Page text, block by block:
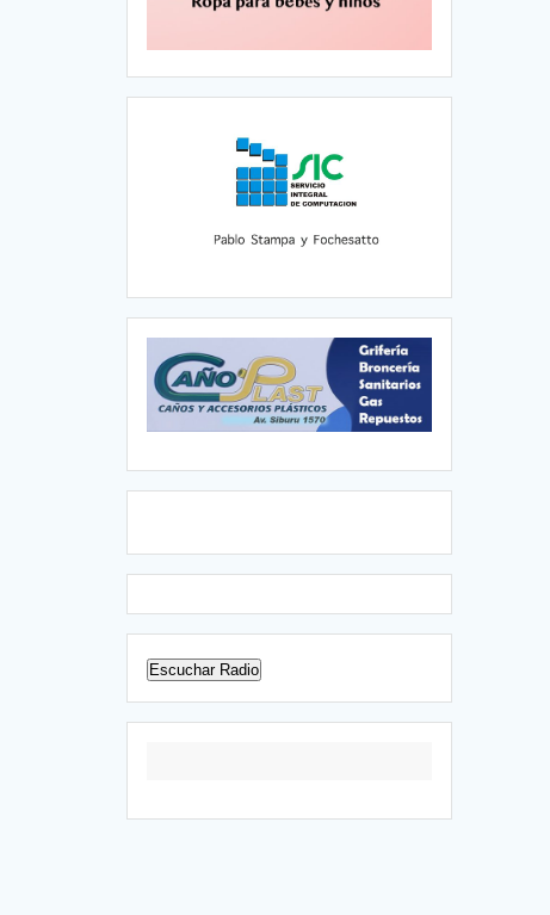
Escuchar Radio